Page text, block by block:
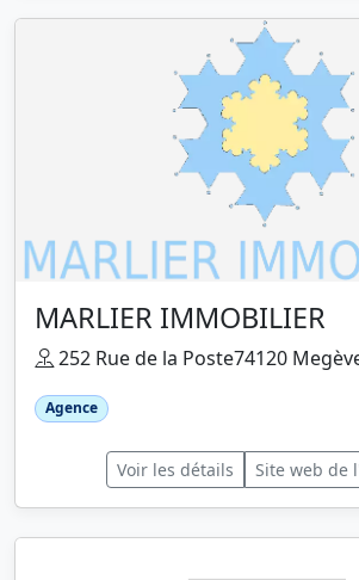
MARLIER IMMOBILIER
252 Rue de la Poste74120
Agence
Voir les détails Site web de